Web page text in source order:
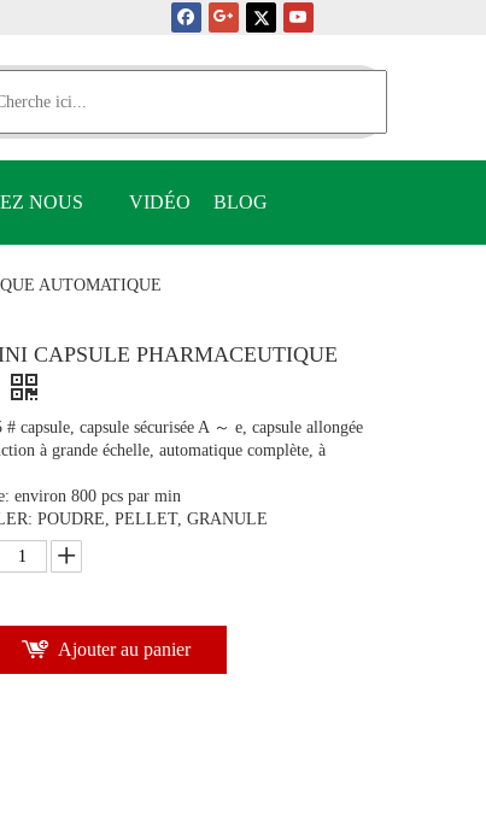
NOUS VIDÉO BLOG
AUTOMATIQUE
CAPSULE PHARMACEUTIQUE
capsule, capsule sécurisée A ～ e, capsule allongée
à grande échelle, automatique complète, à
environ 800 pcs par min
POUDRE, PELLET, GRANULE
Ajouter au panier